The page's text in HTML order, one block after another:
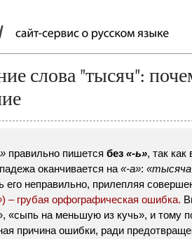
слова "тысяч":
» правильно пишется без «-ь», так
оканчивается на «-а»: «тысяча
его неправильно, прилепляя
) – грубая орфографическая ошибка.
«сыпь на меньшую из кучь», и тому
причина ошибки, ради